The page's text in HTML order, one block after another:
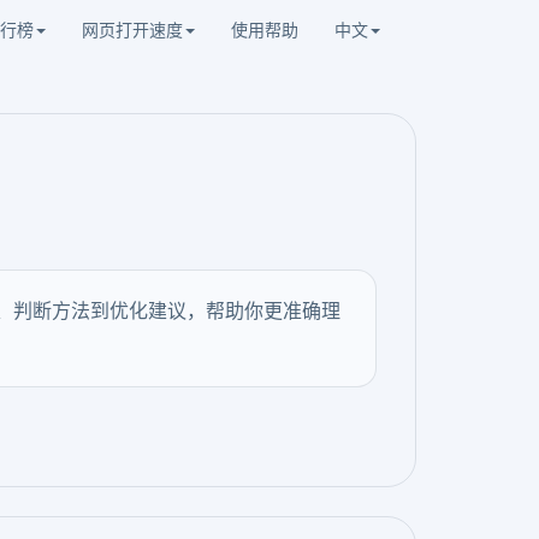
榜 网页打开速度 使用帮助 中文
判断方法到优化建议，帮助你更准确理